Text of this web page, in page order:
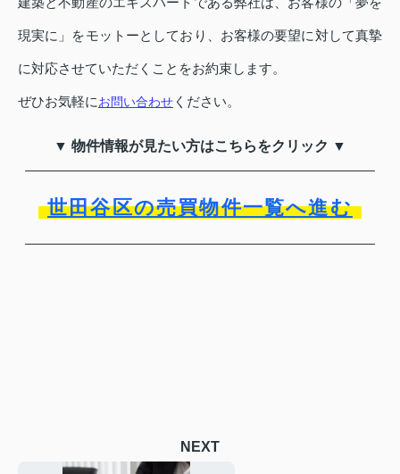
現実に」をモットーとしており、お客様の要望に対して真摯
に対応させていただくことをお約束します。
ぜひお気軽にお問い合わせ ください。
▼ 物件情報が見たい方はこちらをクリック ▼
世田谷区の売買物件一覧へ進む
NEXT